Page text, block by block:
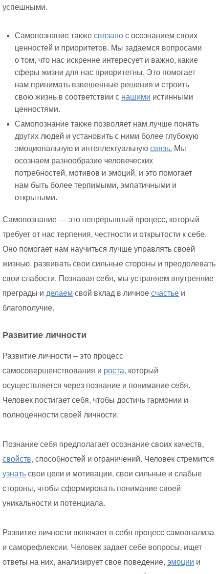
успешными.
Самопознание также связано с осознанием своих
ценностей и приоритетов. Мы задаемся вопросами
о том, что нас искренне интересует и важно, какие
сферы жизни для нас приоритетны. Это помогает
нам принимать взвешенные решения и строить
свою жизнь в соответствии с нашими истинными
ценностями.
Самопознание также позволяет нам лучше понять
других людей и установить с ними более глубокую
эмоциональную и интеллектуальную связь. Мы
осознаем разнообразие человеческих
потребностей, мотивов и эмоций, и это помогает
нам быть более терпимыми, эмпатичными и
открытыми.
Самопознание — это непрерывный процесс, который
требует от нас терпения, честности и открытости к себе.
Оно помогает нам научиться лучше управлять своей
жизнью, развивать свои сильные стороны и преодолевать
свои слабости. Познавая себя, мы устраняем внутренние
преграды и делаем свой вклад в личное счастье и
благополучие.
Развитие личности
Развитие личности – это процесс
самосовершенствования и роста, который
осуществляется через познание и понимание себя.
Человек постигает себя, чтобы достичь гармонии и
полноценности своей личности.
Познание себя предполагает осознание своих качеств,
свойств, способностей и ограничений. Человек стремится
узнать свои цели и мотивации, свои сильные и слабые
стороны, чтобы сформировать понимание своей
уникальности и потенциала.
Развитие личности включает в себя процесс самоанализа
и саморефлексии. Человек задает себе вопросы, ищет
ответы на них, анализирует свое поведение, эмоции и